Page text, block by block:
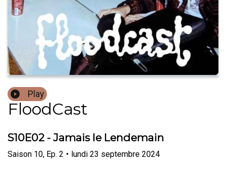
Play
FloodCast
S10E02 - Jamais le Lendemain
Saison 10, Ep. 2 • lundi 23 septembre 2024